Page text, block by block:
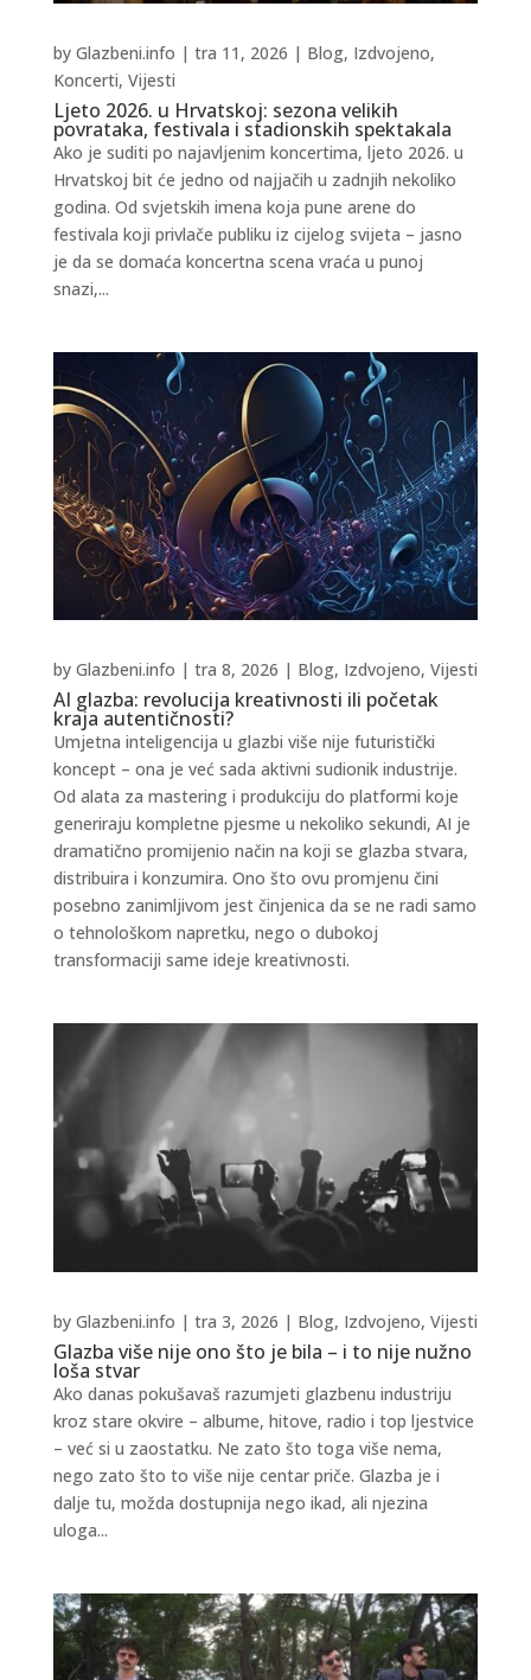
Ljeto 2026. u Hrvatskoj: sezona velikih
povrataka, festivala i stadionskih spektakala
by Glazbeni.info | tra 11, 2026 | Blog, Izdvojeno,
Koncerti, Vijesti
Ako je suditi po najavljenim koncertima, ljeto 2026. u
Hrvatskoj bit će jedno od najjačih u zadnjih nekoliko
godina. Od svjetskih imena koja pune arene do
festivala koji privlače publiku iz cijelog svijeta – jasno
je da se domaća koncertna scena vraća u punoj
snazi,...
AI glazba: revolucija kreativnosti ili početak
kraja autentičnosti?
by Glazbeni.info | tra 8, 2026 | Blog, Izdvojeno, Vijesti
Umjetna inteligencija u glazbi više nije futuristički
koncept – ona je već sada aktivni sudionik industrije.
Od alata za mastering i produkciju do platformi koje
generiraju kompletne pjesme u nekoliko sekundi, AI je
dramatično promijenio način na koji se glazba stvara,
distribuira i konzumira. Ono što ovu promjenu čini
posebno zanimljivom jest činjenica da se ne radi samo
o tehnološkom napretku, nego o dubokoj
transformaciji same ideje kreativnosti.
Glazba više nije ono što je bila – i to nije nužno
loša stvar
by Glazbeni.info | tra 3, 2026 | Blog, Izdvojeno, Vijesti
Ako danas pokušavaš razumjeti glazbenu industriju
kroz stare okvire – albume, hitove, radio i top ljestvice
– već si u zaostatku. Ne zato što toga više nema,
nego zato što to više nije centar priče. Glazba je i
dalje tu, možda dostupnija nego ikad, ali njezina
uloga...